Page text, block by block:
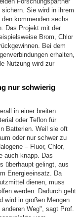
Sie wird in ihrem
kommenden sechs
Das Projekt mit der
Brom, Chlor
Bei dem
erhalten,
Nutzung wird zur
nur schwierig
in einer breiten
oder Teflon für
Batterien. Weil sie oft
oder nur schwer zu
– Fluor, Chlor,
auch knapp. Das
überhaupt gelingt, aus
Energieeinsatz. Da
dienen, muss
werden. Dadurch geht
wird in großen Mengen
Weg", sagt Prof.